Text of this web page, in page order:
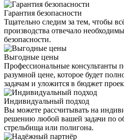
Гарантия безопасности
Тщательно следим за тем, чтобы
производства отвечало
безопасности.
Выгодные цены
Профессиональные консультанты
разумной цене, которое будет
задачам и уложится в бюджет
Индивидуальный подход
Вы можете рассчитывать на
решению любой вашей задачи по
стрельбища или полигона.